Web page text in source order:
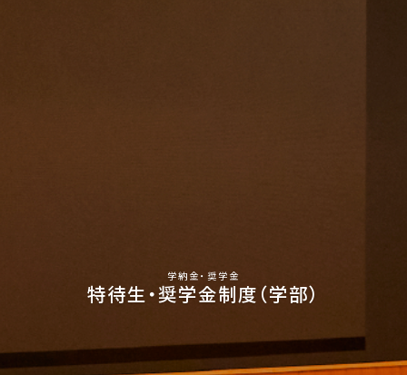
学納金・奨学金
特待生・奨学金制度（学部）